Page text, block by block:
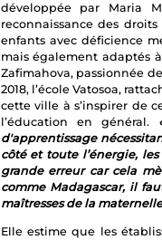
développée par Maria
reconnaissance des
enfants avec déficience
mais également adaptés
Zafimahova, passionnée
2018, l’école Vatosoa,
cette ville à s’inspirer de
l’éducation en général.
d'apprentissage
côté et toute l’énergie,
grande erreur car cela
comme Madagascar, il
maîtresses de la maternelle
Elle estime que les